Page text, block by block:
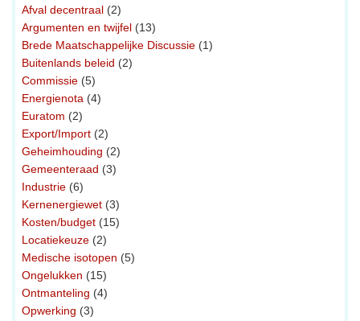
Afval decentraal (2)
Argumenten en twijfel (13)
Brede Maatschappelijke Discussie (1)
Buitenlands beleid (2)
Commissie (5)
Energienota (4)
Euratom (2)
Export/Import (2)
Geheimhouding (2)
Gemeenteraad (3)
Industrie (6)
Kernenergiewet (3)
Kosten/budget (15)
Locatiekeuze (2)
Medische isotopen (5)
Ongelukken (15)
Ontmanteling (4)
Opwerking (3)